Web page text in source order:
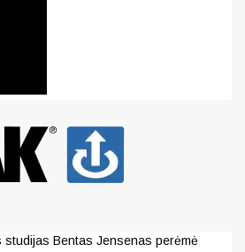
studijas Bentas Jensenas perėmė